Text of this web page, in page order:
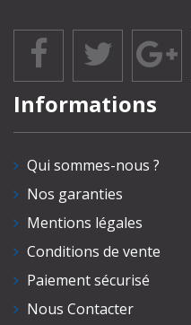
Informations
Qui sommes-nous ?
Nos garanties
Mentions légales
Conditions de vente
Paiement sécurisé
Nous Contacter